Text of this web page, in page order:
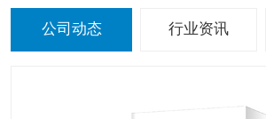
公司动态 行业资讯